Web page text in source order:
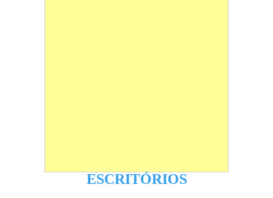
ESCRITÓRIOS